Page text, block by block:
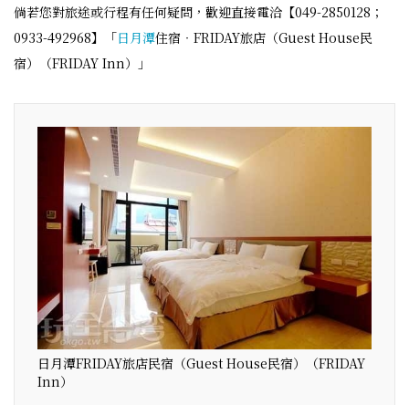
倘若您對旅途或行程有任何疑問，歡迎直接電洽【049-2850128；
0933-492968】「日月潭住宿‧FRIDAY旅店（Guest House民
宿）（FRIDAY Inn）」
日月潭FRIDAY旅店民宿（Guest House民宿）（FRIDAY
Inn）